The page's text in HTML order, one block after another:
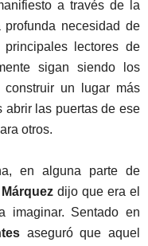
a través de la
necesidad de
lectores de
sigan siendo los
un lugar más
abrir las puertas de ese
otros.
en alguna parte de
dijo que era el
imaginar. Sentado en
aseguró que aquel